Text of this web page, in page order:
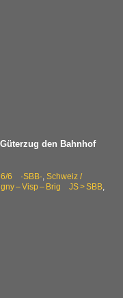
den Bahnhof
6 ·SBB·, Schweiz /
– Visp – Brig JS > SBB,